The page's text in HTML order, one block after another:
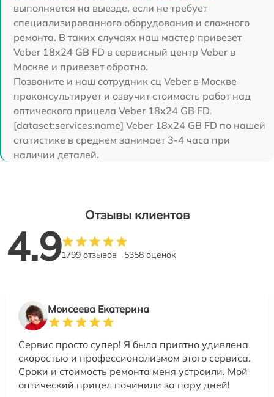
выполняется на выезде, если не требует
специализированного оборудования и сложного
ремонта. В таких случаях наш мастер привезет
Veber 18x24 GB FD в сервисный центр Veber в
Москве и привезет обратно.
Позвоните и наш сотрудник сц Veber в Москве
проконсультирует и озвучит стоимость работ над
оптического прицела Veber 18x24 GB FD.
[dataset:services:name] Veber 18x24 GB FD по нашей
статистике в среднем занимает 3-4 часа при
наличии деталей.
Отзывы клиентов
4.91799 отзывов 5358 оценок
Моисеева Екатерина
Сервис просто супер! Я была приятно удивлена
скоростью и профессионализмом этого сервиса.
Сроки и стоимость ремонта меня устроили. Мой
оптический прицел починили за пару дней!